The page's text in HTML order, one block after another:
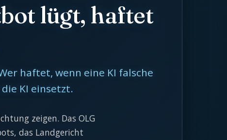
lügt, haftet
haftet, wenn eine KI falsche
KI einsetzt.
zeigen. Das OLG
das Landgericht